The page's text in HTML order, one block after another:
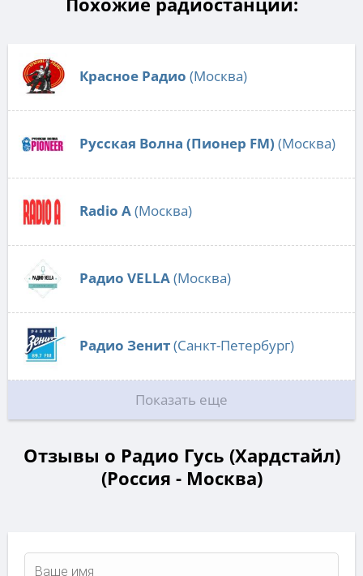
Красное Радио (Москва)
Русская Волна (Пионер FM) (Москва)
Radio А(Москва)
Радио VELLA(Москва)
Радио Зенит(Санкт-Петербург)
Показать еще
Отзывы о Радио Гусь (Хардстайл)
(Россия - Москва)